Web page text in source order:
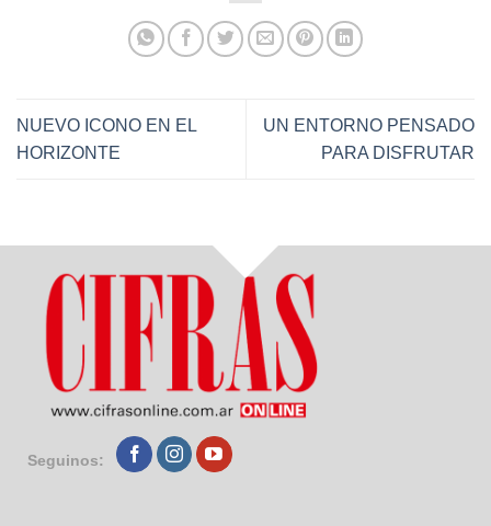
NUEVO ICONO EN EL
HORIZONTE
UN ENTORNO PENSADO
PARA DISFRUTAR
Seguinos: